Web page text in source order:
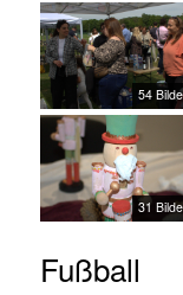
54
31
Fußball